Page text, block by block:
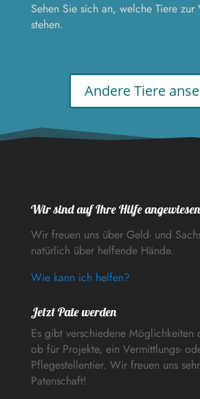
Sehen Sie sich an, welche Tiere zur
stehen.
Andere Tiere
Wir sind auf Ihre Hilfe angewiesen
Wir freuen uns über Geld- und
natürlich über helfende Hände.
Wie kann ich helfen?
Jetzt Pate werden
Es gibt verschiedene Möglichkeiten
ob für Projekte, ein Vermittlungs-
Pflegestellentier. Wir freuen uns
Patenschaft!